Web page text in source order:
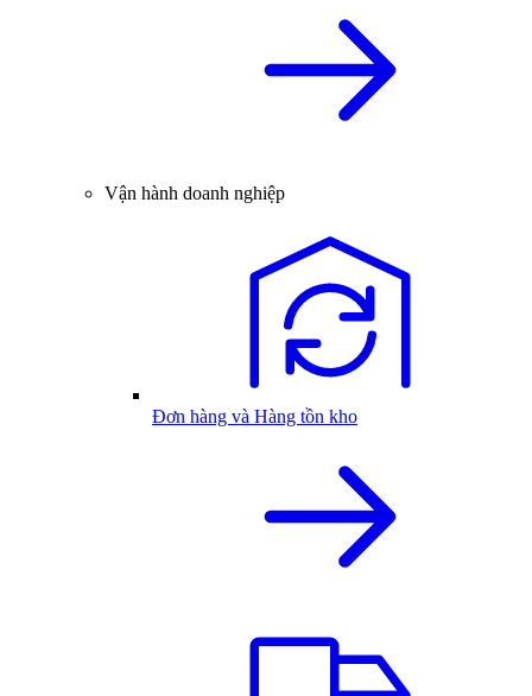
Vận hành doanh nghiệp
Đơn hàng và Hàng tồn kho